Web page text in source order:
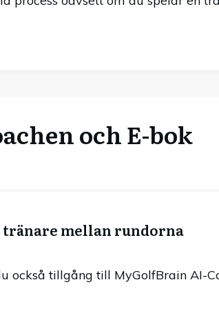
och E-bok
mellan rundorna
också tillgång till MyGolfBrain AI-